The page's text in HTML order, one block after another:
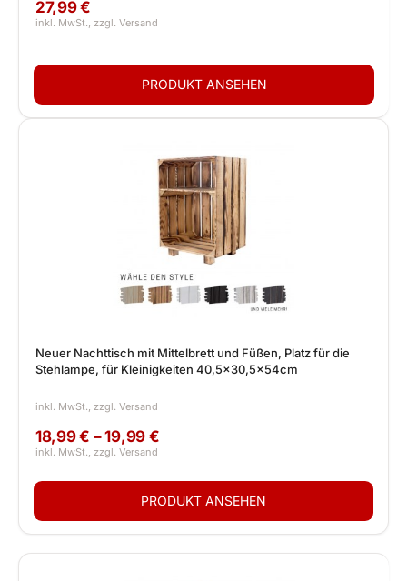
27,99 €
Neuer Nachttisch mit Mittelbrett und Füßen, Platz für die
Stehlampe, für Kleinigkeiten 40,5x30,5x54cm
18,99 € – 19,99 €